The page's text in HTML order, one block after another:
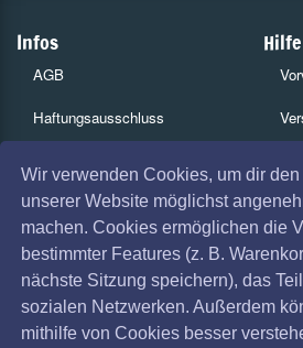
Wir verwenden Cookies, um dir
unserer Website möglichst
machen. Cookies ermöglichen die
bestimmter Features (z. B.
nächste Sitzung speichern), das
sozialen Netzwerken. Außerdem
mithilfe von Cookies besser
Infos
AGB
Haftungsausschluss
Widerruf
Impressum
Absagen